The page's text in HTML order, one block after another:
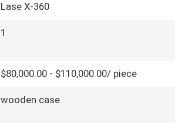
Lase X-360
1
$80,000.00 - $110,000.00/ piece
wooden case